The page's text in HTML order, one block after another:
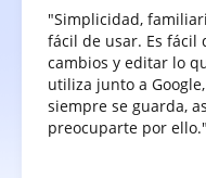
"Simplicidad,
fácil de usar. Es fácil
cambios y editar lo
utiliza junto a
siempre se guarda,
preocuparte por ello."